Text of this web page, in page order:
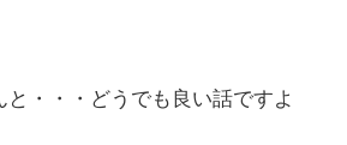
と・・・どうでも良い話ですよ